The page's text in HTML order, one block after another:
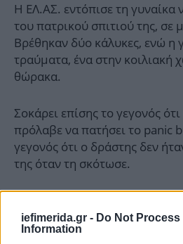
iefimerida.gr - Do Not Process
Information
Η ΕΛ.ΑΣ. εντόπισε τη γυναίκα
του πατρικού σπιτιού της, σε
Βρέθηκαν δύο κάλυκες, ενώ η
τραύματα, ένα στην κοιλιακή
θώρακα.
Σοκάρει επίσης το γεγονός
πρόλαβε να πατήσει το panic
γεγονός ότι ο δράστης δεν
της όταν τη σκότωσε.